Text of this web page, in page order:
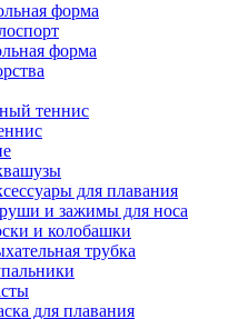
форма
форма
теннис
для плавания
и зажимы для носа
и колобашки
трубка
для плавания